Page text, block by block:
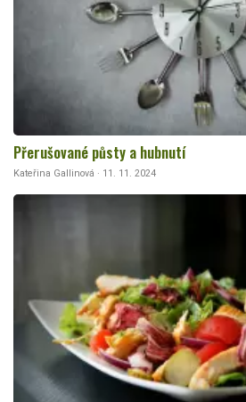
Přerušované půsty a hubnutí
Kateřina Gallinová · 11. 11. 2024